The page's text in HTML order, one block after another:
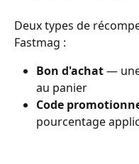
Deux types de
Fastmag :
Bon d'achat —
au panier
Code
pourcentage